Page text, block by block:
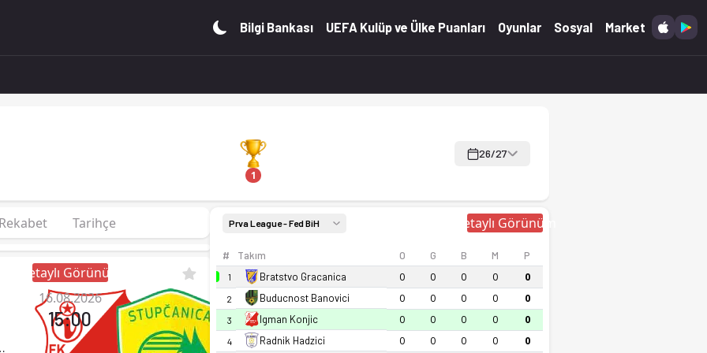
0 puan. Kadro, fikstür ve canlı skor Ofsayt'ta.
Bilgi Bankası UEFA Kulüp ve Ülke Puanları Oyunlar Sosyal Market
1
26/27
Rekabet Tarihçe
Detaylı Görünüm
16.08.2026
15:00
Prva League - Fed BiH Detaylı Görünüm
# Takım O G B M P
1 Bratstvo Gracanica 0 0 0 0 0
2 Buducnost Banovici 0 0 0 0 0
3 Igman Konjic 0 0 0 0 0
4 Radnik Hadzici 0 0 0 0 0